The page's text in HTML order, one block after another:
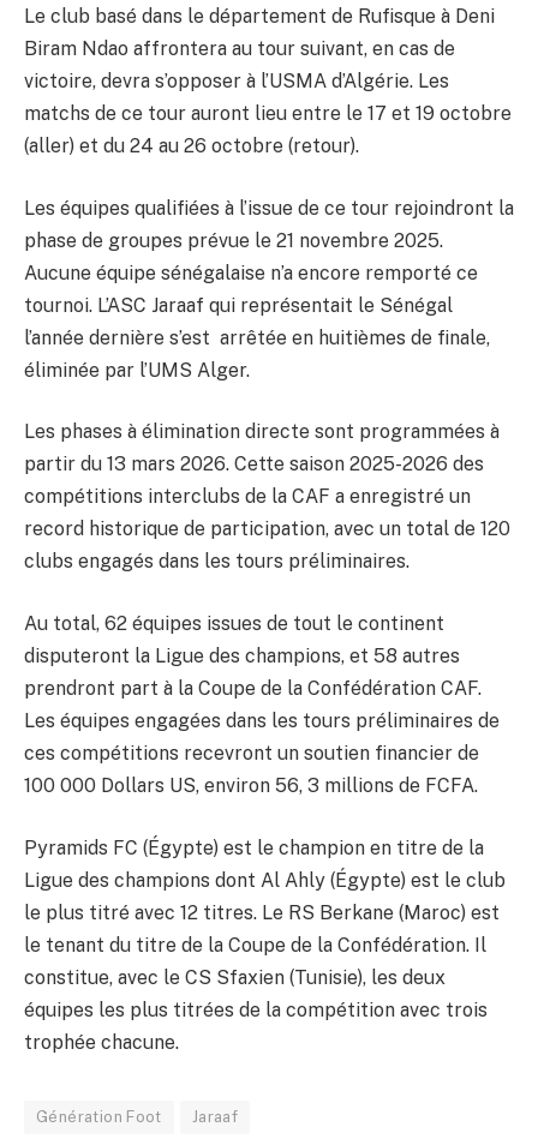
Le club basé dans le département de Rufisque à Deni
Biram Ndao affrontera au tour suivant, en cas de
victoire, devra s’opposer à l’USMA d’Algérie. Les
matchs de ce tour auront lieu entre le 17 et 19 octobre
(aller) et du 24 au 26 octobre (retour).
Les équipes qualifiées à l’issue de ce tour rejoindront la
phase de groupes prévue le 21 novembre 2025.
Aucune équipe sénégalaise n’a encore remporté ce
tournoi. L’ASC Jaraaf qui représentait le Sénégal
l’année dernière s’est arrêtée en huitièmes de finale,
éliminée par l’UMS Alger.
Les phases à élimination directe sont programmées à
partir du 13 mars 2026. Cette saison 2025-2026 des
compétitions interclubs de la CAF a enregistré un
record historique de participation, avec un total de 120
clubs engagés dans les tours préliminaires.
Au total, 62 équipes issues de tout le continent
disputeront la Ligue des champions, et 58 autres
prendront part à la Coupe de la Confédération CAF.
Les équipes engagées dans les tours préliminaires de
ces compétitions recevront un soutien financier de
100 000 Dollars US, environ 56, 3 millions de FCFA.
Pyramids FC (Égypte) est le champion en titre de la
Ligue des champions dont Al Ahly (Égypte) est le club
le plus titré avec 12 titres. Le RS Berkane (Maroc) est
le tenant du titre de la Coupe de la Confédération. Il
constitue, avec le CS Sfaxien (Tunisie), les deux
équipes les plus titrées de la compétition avec trois
trophée chacune.
Génération Foot Jaraaf